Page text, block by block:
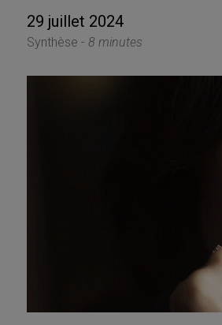
29 juillet 2024
Synthèse - 8 minutes